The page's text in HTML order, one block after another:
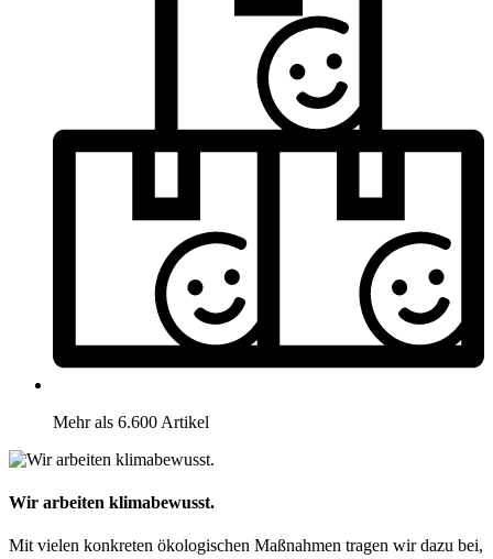
Mehr als 6.600 Artikel
Wir arbeiten klimabewusst.
Mit vielen konkreten ökologischen Maßnahmen tragen wir dazu bei,